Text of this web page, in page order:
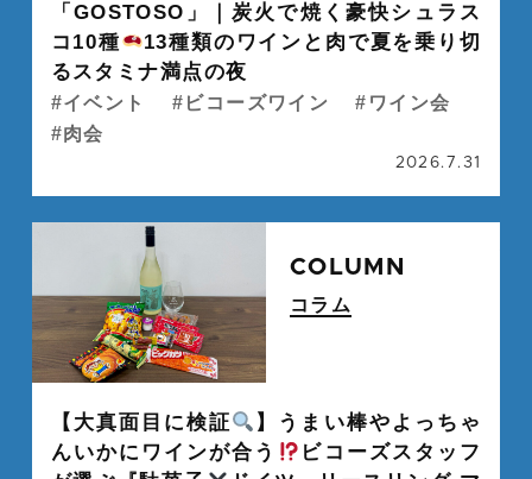
「GOSTOSO」｜炭火で焼く豪快シュラス
コ10種
13種類のワインと肉で夏を乗り切
るスタミナ満点の夜
イベント ビコーズワイン
ワイン会
肉会
2026.7.31
COLUMN
コラム
【大真面目に検証
】うまい棒やよっちゃ
んいかにワインが合う
ビコーズスタッフ